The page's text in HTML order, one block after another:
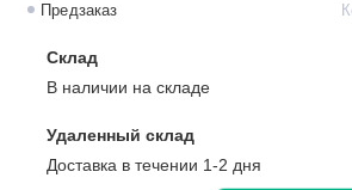
Предзаказ
Склад
В наличии на складе
Удаленный склад
Доставка в течении 1-2 дня